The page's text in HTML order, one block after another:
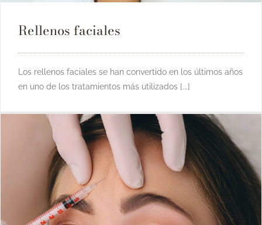
Rellenos faciales
Los rellenos faciales se han convertido en los últimos años
en uno de los tratamientos más utilizados [...]